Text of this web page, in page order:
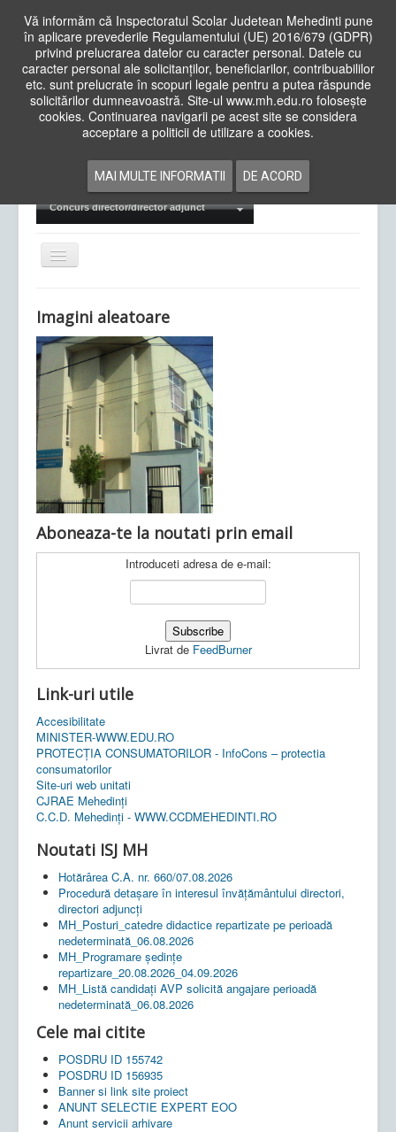
Vă informăm că Inspectoratul Scolar Judetean Mehedinti pune
în aplicare prevederile Regulamentului (UE) 2016/679 (GDPR)
privind prelucrarea datelor cu caracter personal. Datele cu
caracter personal ale solicitanților, beneficiarilor, contribuabililor
etc. sunt prelucrate în scopuri legale pentru a putea răspunde
solicitărilor dumneavoastră. Site-ul www.mh.edu.ro folosește
cookies. Continuarea navigarii pe acest site se considera
acceptare a politicii de utilizare a cookies.
MAI MULTE INFORMATII DE ACORD
Cauta
in
siteAcasa Cadre Didactice
Examene Naționale
Concurs director/director adjunct
Comută
navigarea
Ultimele articole: Vi, 04.11.2022 -
Județean Mehedinți
Imagini aleatoare
Aboneaza-te la noutati prin email
Introduceti adresa de e-mail:
Livrat de FeedBurner
Link-uri utile
Accesibilitate
MINISTER-WWW.EDU.RO
PROTECȚIA CONSUMATORILOR - InfoCons – protectia
consumatorilor
Site-uri web unitati
CJRAE Mehedinți
C.C.D. Mehedinţi - WWW.CCDMEHEDINTI.RO
Noutati ISJ MH
Hotărârea C.A. nr. 660/07.08.2026
Procedură detașare în interesul învățământului directori,
directori adjuncți
MH_Posturi_catedre didactice repartizate pe perioadă
nedeterminată_06.08.2026
MH_Programare ședințe
repartizare_20.08.2026_04.09.2026
MH_Listă candidați AVP solicită angajare perioadă
nedeterminată_06.08.2026
Cele mai citite
POSDRU ID 155742
POSDRU ID 156935
Banner si link site proiect
ANUNT SELECTIE EXPERT EOO
Anunt servicii arhivare